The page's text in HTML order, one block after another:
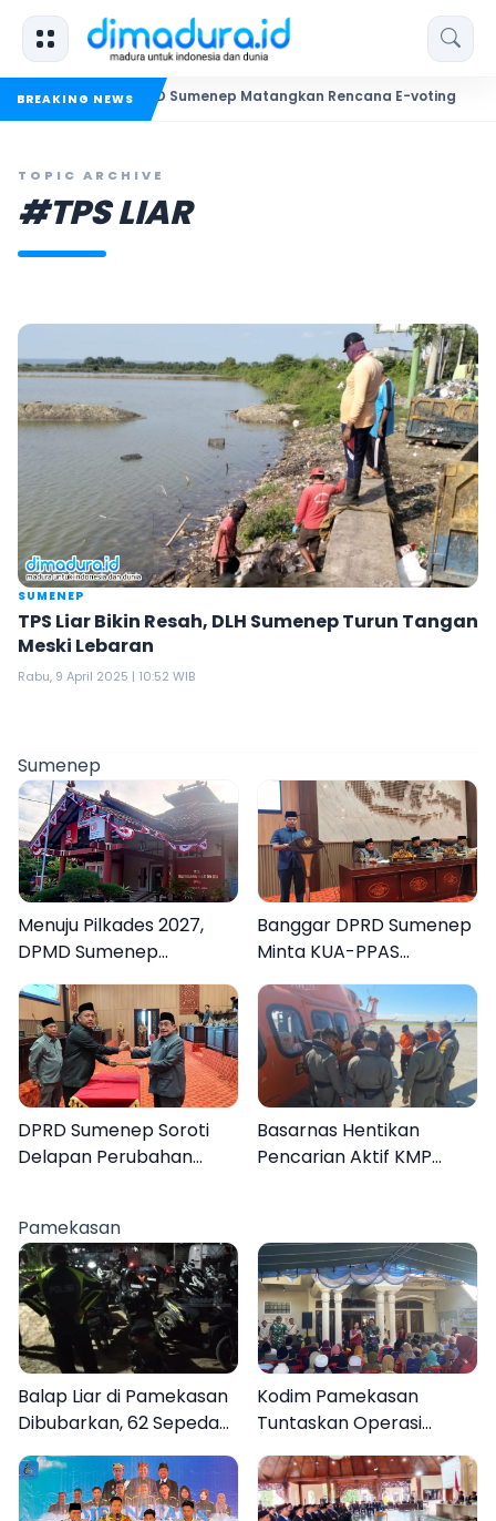
BREAKING NEWS
2027, DPMD Sumenep Matangkan Rencana E-voting
TOPIC ARCHIVE
#TPS LIAR
SUMENEP
TPS Liar Bikin Resah, DLH Sumenep Turun Tangan
Meski Lebaran
Rabu, 9 April 2025 | 10:52 WIB
Sumenep
Menuju Pilkades 2027,
DPMD Sumenep
Matangkan Rencana E-
voting
Banggar DPRD Sumenep
Minta KUA-PPAS
Perubahan 2026
Berdampak bagi
Masyarakat
DPRD Sumenep Soroti
Delapan Perubahan
Basarnas Hentikan
Pencarian Aktif KMP
Pamekasan
Balap Liar di Pamekasan
Dibubarkan, 62 Sepeda
Motor Diamankan
Kodim Pamekasan
Tuntaskan Operasi
Katarak Gratis, 160
Warga Kembali Melihat
Lebih Jelas